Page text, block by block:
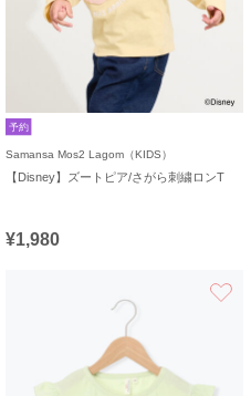
予約
Samansa Mos2 Lagom（KIDS）
【Disney】ズートピア/さがら刺繍ロンT
¥1,980